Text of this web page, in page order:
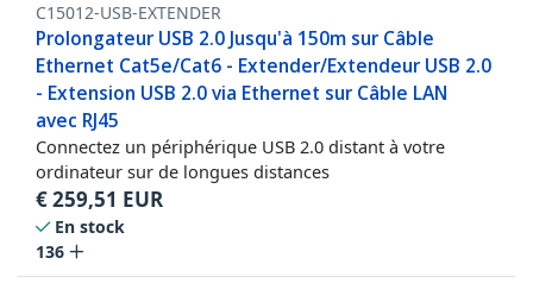
C15012-USB-EXTENDER
Prolongateur USB 2.0 Jusqu'à 150m sur Câble
Ethernet Cat5e/Cat6 - Extender/Extendeur USB 2.0
- Extension USB 2.0 via Ethernet sur Câble LAN
avec RJ45
Connectez un périphérique USB 2.0 distant à votre
ordinateur sur de longues distances
€259,51 EUR
En stock
136